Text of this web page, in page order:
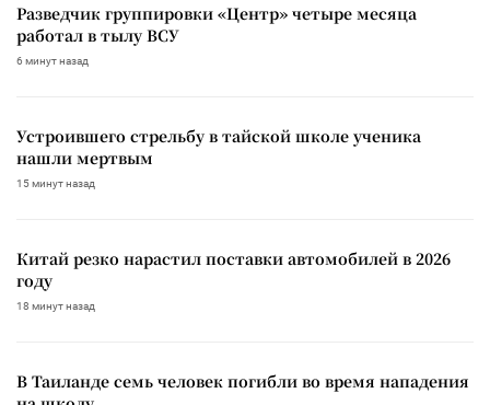
Разведчик группировки «Центр» четыре месяца
работал в тылу ВСУ
6 минут назад
Устроившего стрельбу в тайской школе ученика
нашли мертвым
15 минут назад
Китай резко нарастил поставки автомобилей в 2026
году
18 минут назад
В Таиланде семь человек погибли во время нападения